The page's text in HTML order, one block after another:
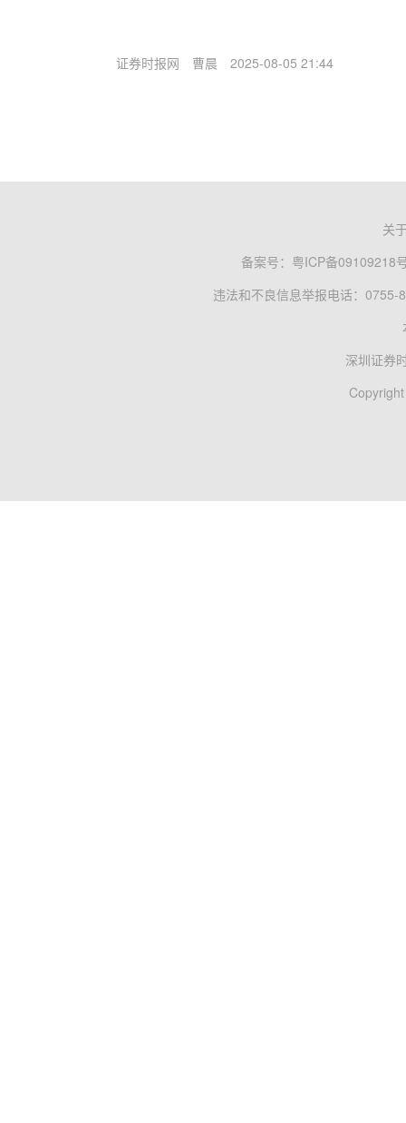
证券时报网 曹晨 2025-08-05 21:44
关
备案号： 粤ICP备09109218
违法和不良信息举报电话：0755-
深圳证券